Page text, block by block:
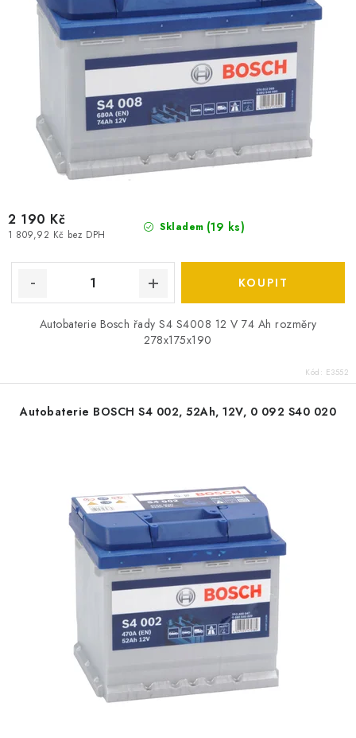
Skladem (19 ks)
1 809,92 Kč bez DPH
2 190 Kč
Autobaterie Bosch řady S4 S4008 12 V 74 Ah rozměry
278x175x190
Kód: E3552
Autobaterie BOSCH S4 002, 52Ah, 12V, 0 092 S40 020